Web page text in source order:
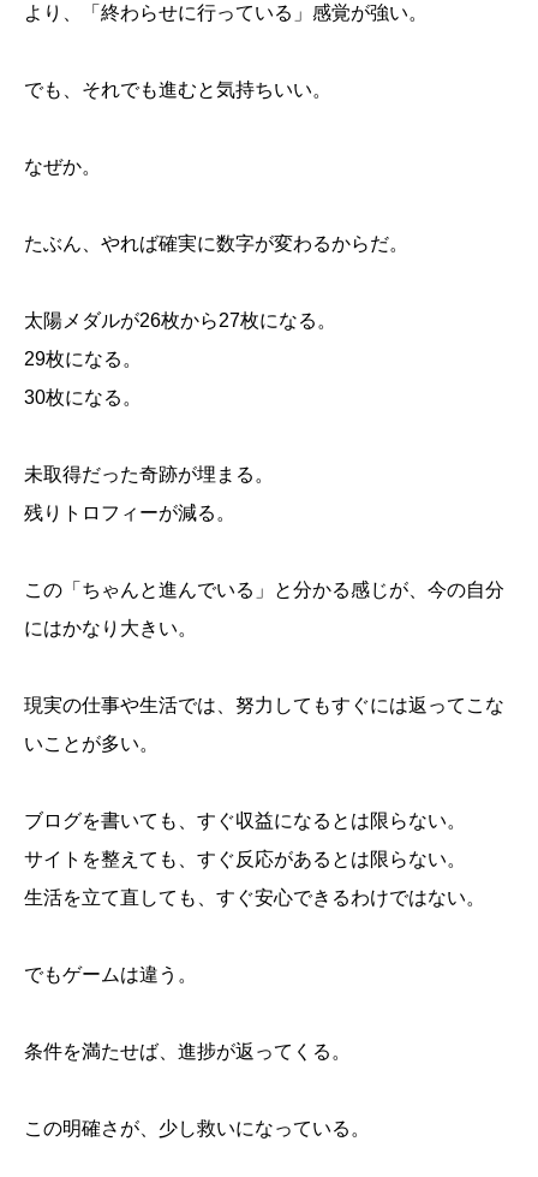
より、「終わらせに行っている」感覚が強い。
でも、それでも進むと気持ちいい。
なぜか。
たぶん、やれば確実に数字が変わるからだ。
太陽メダルが26枚から27枚になる。
29枚になる。
30枚になる。
未取得だった奇跡が埋まる。
残りトロフィーが減る。
この「ちゃんと進んでいる」と分かる感じが、今の自分
にはかなり大きい。
現実の仕事や生活では、努力してもすぐには返ってこな
いことが多い。
ブログを書いても、すぐ収益になるとは限らない。
サイトを整えても、すぐ反応があるとは限らない。
生活を立て直しても、すぐ安心できるわけではない。
でもゲームは違う。
条件を満たせば、進捗が返ってくる。
この明確さが、少し救いになっている。